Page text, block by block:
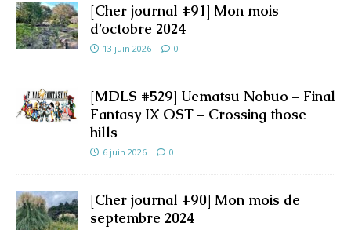
[Cher journal #91] Mon mois
d’octobre 2024
13 juin 2026 0
[MDLS #529] Uematsu Nobuo – Final
Fantasy IX OST – Crossing those
hills
6 juin 2026 0
[Cher journal #90] Mon mois de
septembre 2024